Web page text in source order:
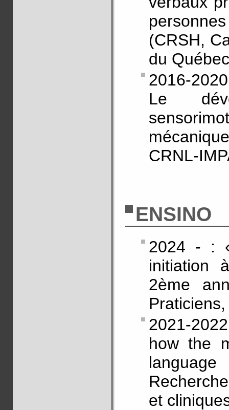
(CRSH,
du
2016-
Le
CRNL-
ENSINO
2024 - :
initiation
2ème
2021-
how the
et